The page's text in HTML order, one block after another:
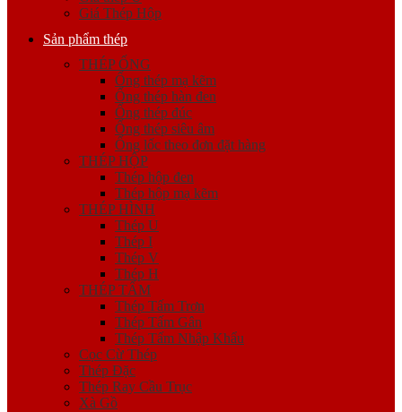
Giá Thép Hộp
Sản phẩm thép
THÉP ỐNG
Ống thép mạ kẽm
Ống thép hàn đen
Ống thép đúc
Ống thép siêu âm
Ống lốc theo đơn đặt hàng
THÉP HỘP
Thép hộp đen
Thép hộp mạ kẽm
THÉP HÌNH
Thép U
Thép I
Thép V
Thép H
THÉP TẤM
Thép Tấm Trơn
Thép Tấm Gân
Thép Tấm Nhập Khẩu
Cọc Cừ Thép
Thép Đặc
Thép Ray Cầu Trục
Xà Gồ